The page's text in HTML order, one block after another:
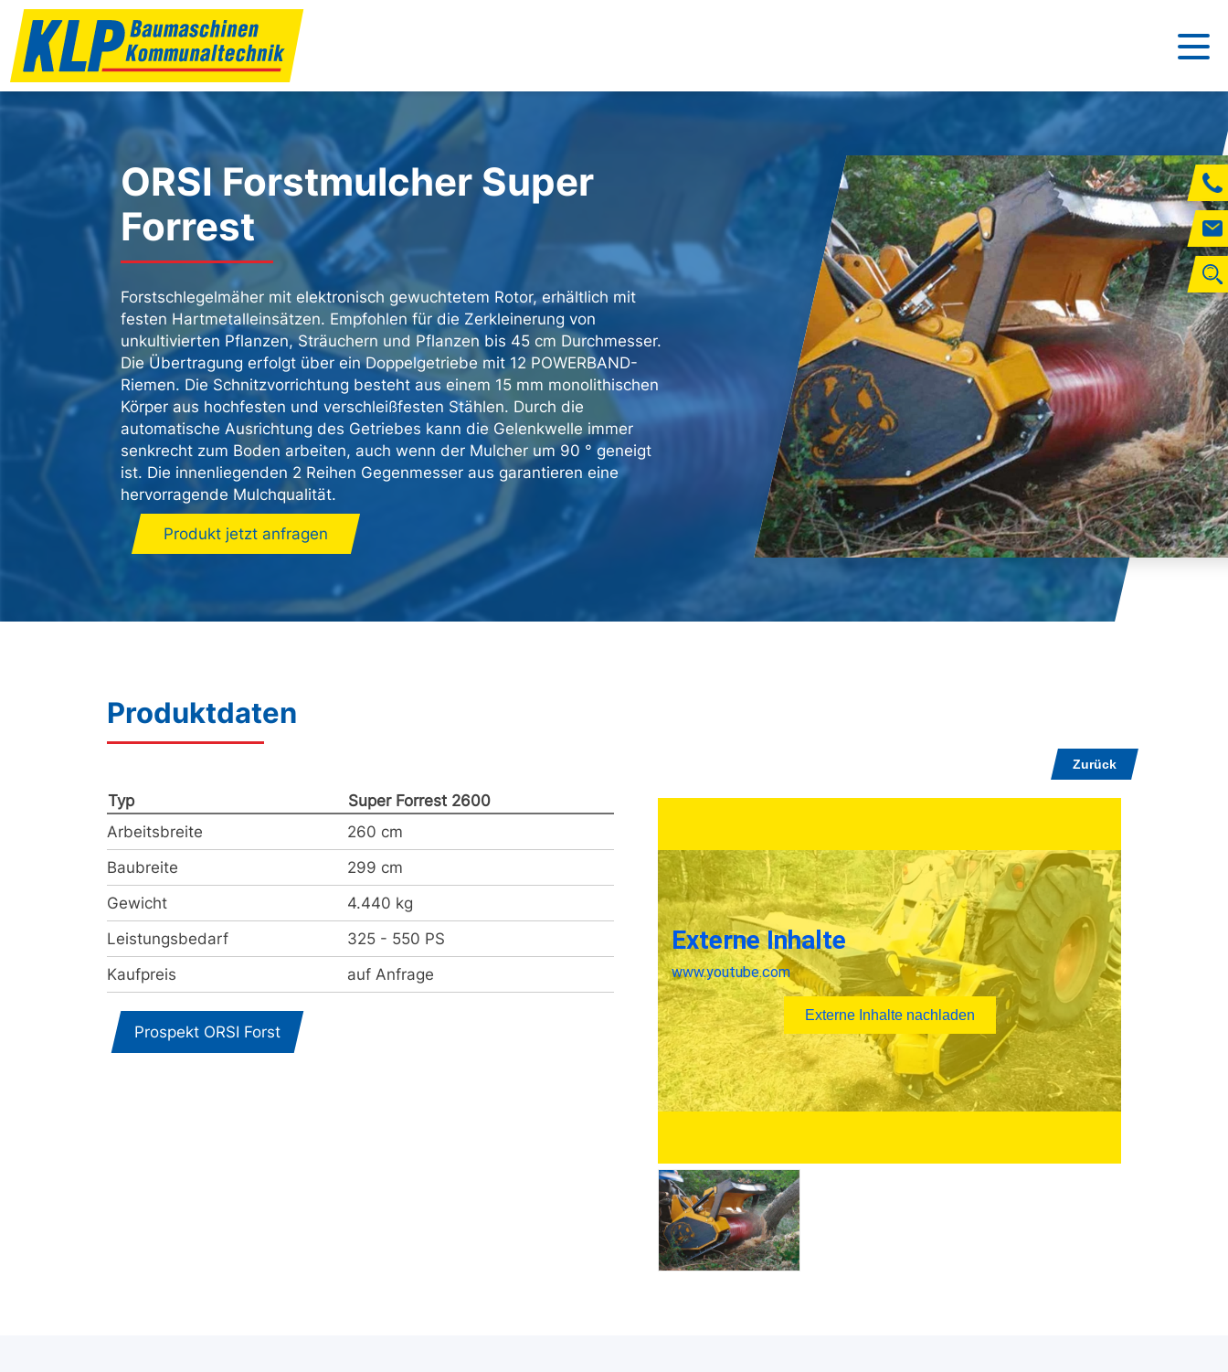
ORSI Forstmulcher Super
Forrest
Forstschlegelmäher mit elektronisch gewuchtetem Rotor, erhältlich mit
festen Hartmetalleinsätzen. Empfohlen für die Zerkleinerung von
unkultivierten Pflanzen, Sträuchern und Pflanzen bis 45 cm Durchmesser.
Die Übertragung erfolgt über ein Doppelgetriebe mit 12 POWERBAND-
Riemen. Die Schnitzvorrichtung besteht aus einem 15 mm monolithischen
Körper aus hochfesten und verschleißfesten Stählen. Durch die
automatische Ausrichtung des Getriebes kann die Gelenkwelle immer
senkrecht zum Boden arbeiten, auch wenn der Mulcher um 90 ° geneigt
ist. Die innenliegenden 2 Reihen Gegenmesser aus garantieren eine
hervorragende Mulchqualität.
Produkt jetzt anfragen
Produktdaten
Zurück
Typ
Super Forrest 2600
Arbeitsbreite
260 cm
Baubreite
299 cm
Gewicht
4.440 kg
Leistungsbedarf
325 - 550 PS
Kaufpreis
auf Anfrage
Prospekt ORSI Forst